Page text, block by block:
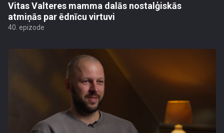
Vitas Valteres mamma dalās nostalģiskās
atmiņās par ēdnīcu virtuvi
40. epizode